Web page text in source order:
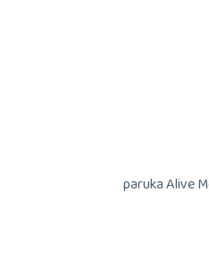
paruka Alive